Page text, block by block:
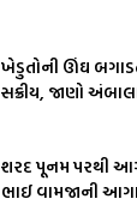
ખેડુતોની ઊંઘ
સક્રીય, જાણો
શરદ પૂનમ પરથી
ભાઈ વામજાની